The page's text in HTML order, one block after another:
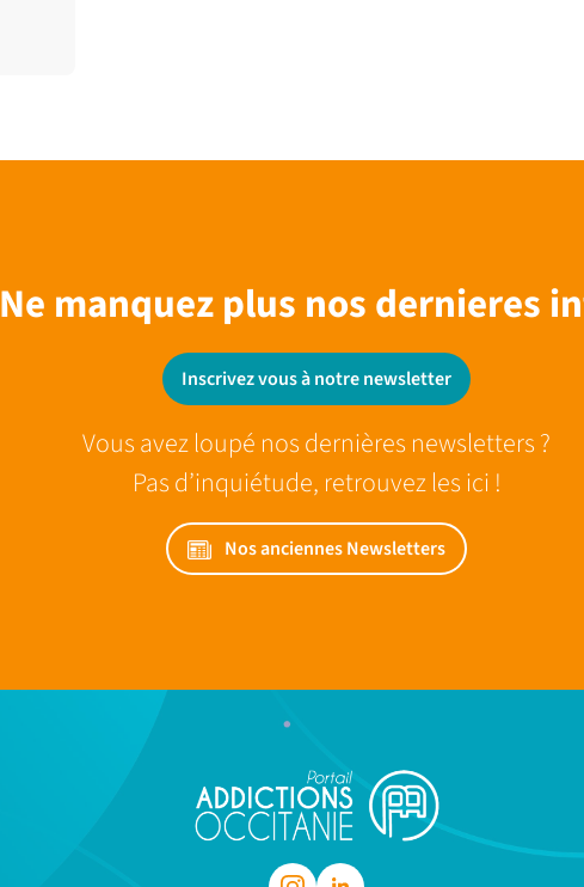
Ne manquez plus nos dernieres
Inscrivez vous à notre newsletter
Vous avez loupé nos dernières newsletters ?
Pas d’inquiétude, retrouvez les ici !
Nos anciennes Newsletters